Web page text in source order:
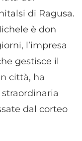
di Ragusa.
è don
l’impresa
gestisce il
città, ha
dal corteo